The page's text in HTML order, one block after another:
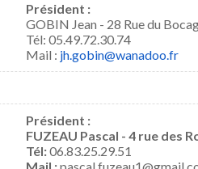
Président :
GOBIN Jean - 28 Rue du
Tél: 05.49.72.30.74
Mail : jh.gobin@wanadoo.fr
Président :
FUZEAU Pascal - 4 rue des
Tél:06.83.25.29.51